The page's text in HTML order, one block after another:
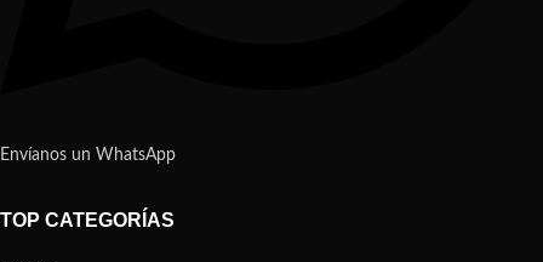
Envíanos un WhatsApp
TOP CATEGORÍAS